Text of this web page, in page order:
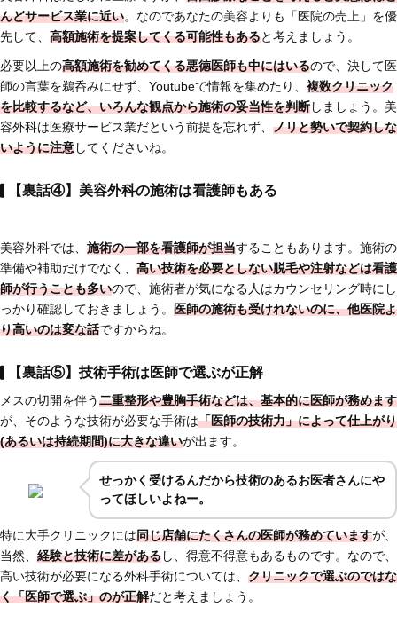
んどサービス業に近い。なのであなたの美容よりも「医院の売上」を優
先して、 高額施術を提案してくる可能性もあると考えましょう。
必要以上の高額施術を勧めてくる悪徳医師も中にはいるので、決して医
師の言葉を鵜呑みにせず、Youtubeで情報を集めたり、 複数クリニック
を比較するなど、いろんな観点から施術の妥当性を判断しましょう。美
容外科は医療サービス業だという前提を忘れず、 ノリと勢いで契約しな
いように注意してくださいね。
【裏話④】美容外科の施術は看護師もある
美容外科では、 施術の一部を看護師が担当することもあります。施術の
準備や補助だけでなく、 高い技術を必要としない脱毛や注射などは看護
師が行うことも多いので、施術者が気になる人はカウンセリング時にし
っかり確認しておきましょう。 医師の施術も受けれないのに、他医院よ
り高いのは変な話ですからね。
【裏話⑤】技術手術は医師で選ぶが正解
メスの切開を伴う二重整形や豊胸手術などは、基本的に医師が務めます
が、そのような技術が必要な手術は「医師の技術力」によって仕上がり
(あるいは持続期間)に大きな違いが出ます。
せっかく受けるんだから技術のあるお医者さんにや
ってほしいよねー。
特に大手クリニックには同じ店舗にたくさんの医師が務めていますが、
当然、 経験と技術に差があるし、得意不得意もあるものです。なので、
高い技術が必要になる外科手術については、 クリニックで選ぶのではな
く「医師で選ぶ」のが正解だと考えましょう。